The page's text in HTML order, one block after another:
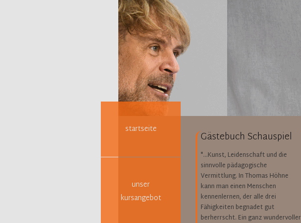
startseite
unser
kursangebot
Gästebuch Schauspiel
"...Kunst, Leidenschaft und die
sinnvolle pädagogische
Vermittlung. In Thomas Höhne
kann man einen Menschen
kennenlernen, der alle drei
Fähigkeiten begnadet gut
berherrscht. Ein ganz wundervoller